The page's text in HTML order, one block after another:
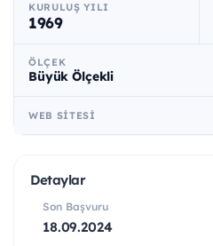
KURULUŞ YILI
1969
ÖLÇEK
Büyük Ölçekli
WEB SITESI
Detaylar
Son Başvuru
18.09.2024